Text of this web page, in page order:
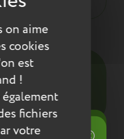
on aime
cookies
est
!
fichiers
votre
nous vous
chiffon humide ou une
à l'eau
de produits agressifs
le produit.